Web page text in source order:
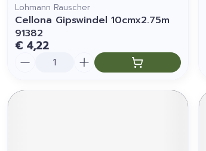
Lohmann Rauscher
Cellona Gipswindel 10cmx2.75m
91382
€ 4,22